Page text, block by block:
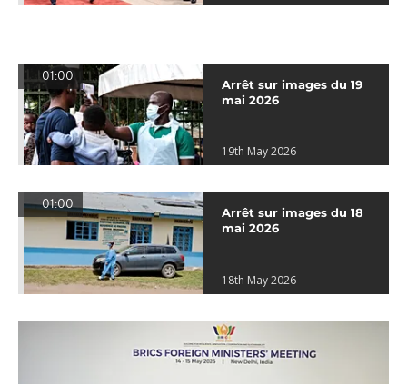
01:00
Arrêt sur images du 19
mai 2026
19th May 2026
01:00
Arrêt sur images du 18
mai 2026
18th May 2026